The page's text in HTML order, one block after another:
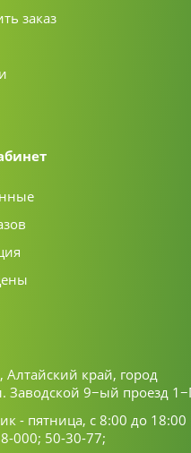
заказ
Алтайский край, город
Заводской 9−ый проезд
- пятница, с 8:00 до 18:00
000; 50-30-77;